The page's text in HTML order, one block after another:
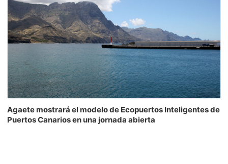
Agaete mostrará el modelo de Ecopuertos Inteligentes de
Puertos Canarios en una jornada abierta